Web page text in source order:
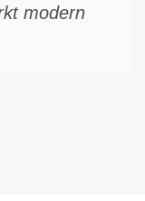
modern